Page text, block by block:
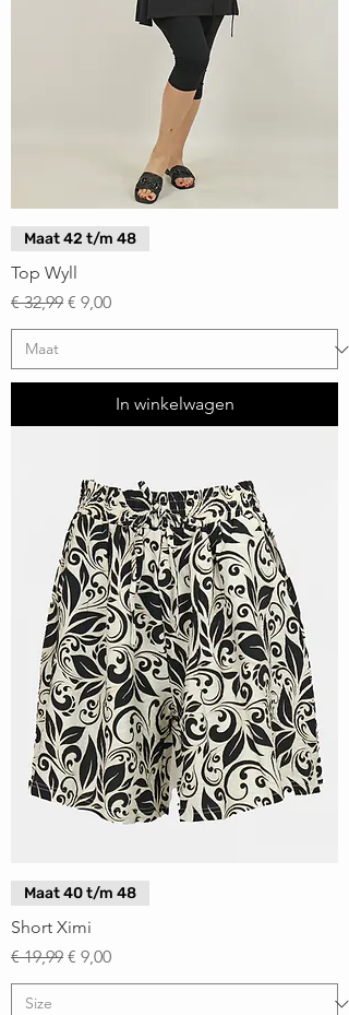
Maat 42 t/m 48
Top Wyll
Normale prijs
€ 32,99 Verkoopprijs
€ 9,00
In winkelwagen
Maat 40 t/m 48
Short Ximi
Normale prijs
€ 19,99 Verkoopprijs
€ 9,00